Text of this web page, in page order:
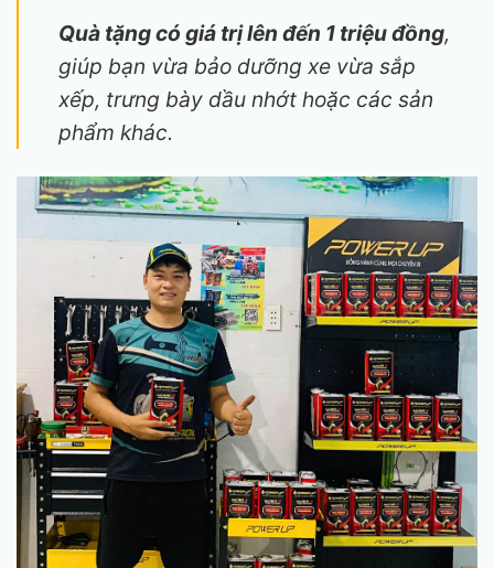
Quà tặng có giá trị lên đến 1 triệu đồng,
giúp bạn vừa bảo dưỡng xe vừa sắp
xếp, trưng bày dầu nhớt hoặc các sản
phẩm khác.